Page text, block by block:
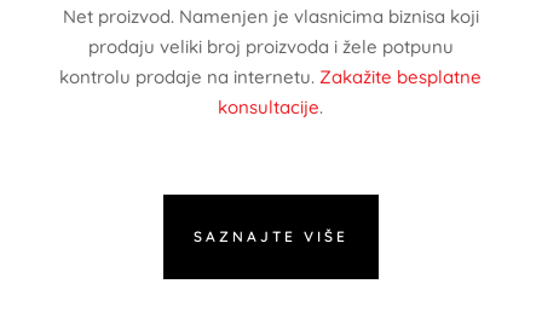
Net proizvod. Namenjen je vlasnicima biznisa koji
prodaju veliki broj proizvoda i žele potpunu
kontrolu prodaje na internetu.Zakažite besplatne
konsultacije.
SAZNAJTE VIŠE